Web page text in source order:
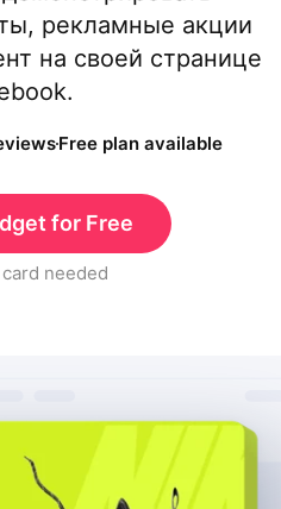
рекламные акции
на своей странице
Free plan available
for Free
needed